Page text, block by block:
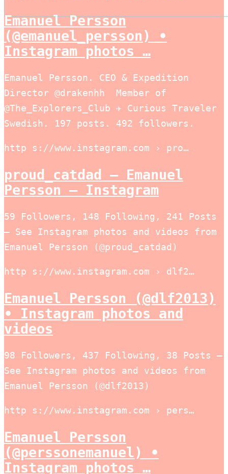
Emanuel Persson
(@emanuel_persson) •
Instagram photos …
Emanuel Persson. CEO & Expedition
Director @drakenhh ‍ Member of
@The_Explorers_Club ✈️ Curious Traveler
Swedish. 197 posts. 492 followers.
http s://www.instagram.com › pro…
proud_catdad – Emanuel
Persson – Instagram
59 Followers, 148 Following, 241 Posts
– See Instagram photos and videos from
Emanuel Persson (@proud_catdad)
http s://www.instagram.com › dlf2…
Emanuel Persson (@dlf2013)
• Instagram photos and
videos
98 Followers, 437 Following, 38 Posts –
See Instagram photos and videos from
Emanuel Persson (@dlf2013)
http s://www.instagram.com › pers…
Emanuel Persson
(@perssonemanuel) •
Instagram photos …